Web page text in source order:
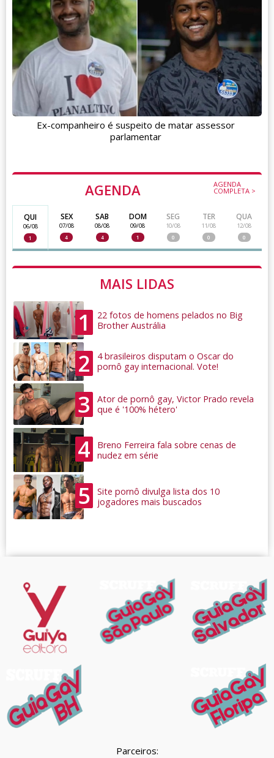
AGENDA AGENDA
COMPLETA >
QUI
06/08
1
SEX
07/08
4
SAB
08/08
4
DOM
09/08
1
SEG
10/08
0
TER
11/08
0
QUA
12/08
0
MAIS LIDAS
1
22 fotos de homens pelados no Big
Brother Austrália
2
4 brasileiros disputam o Oscar do
pornô gay internacional. Vote!
3
Ator de pornô gay, Victor Prado revela
que é '100% hétero'
4
Breno Ferreira fala sobre cenas de
nudez em série
5
Site pornô divulga lista dos 10
jogadores mais buscados
Ex-companheiro é suspeito de matar assessor
parlamentar
Parceiros: